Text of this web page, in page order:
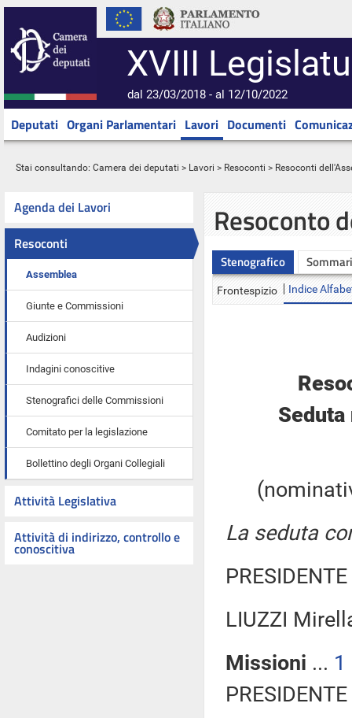
XVIII
dal 23/03/2018 - al 12/10/2022
Deputati Organi Parlamentari Lavori Documenti
Stai consultando: Camera dei deputati > Lavori > Resoconti > Resoconti
Agenda dei Lavori
Resoconti
Assemblea
Giunte e Commissioni
Audizioni
Indagini conoscitive
Stenografici delle Commissioni
Comitato per la legislazione
Bollettino degli Organi Collegiali
Attività Legislativa
Attività di indirizzo, controllo e
conoscitiva
Resoconto
Stenografico
Frontespizio Indice
La seduta
LIUZZI
Missioni ... 1